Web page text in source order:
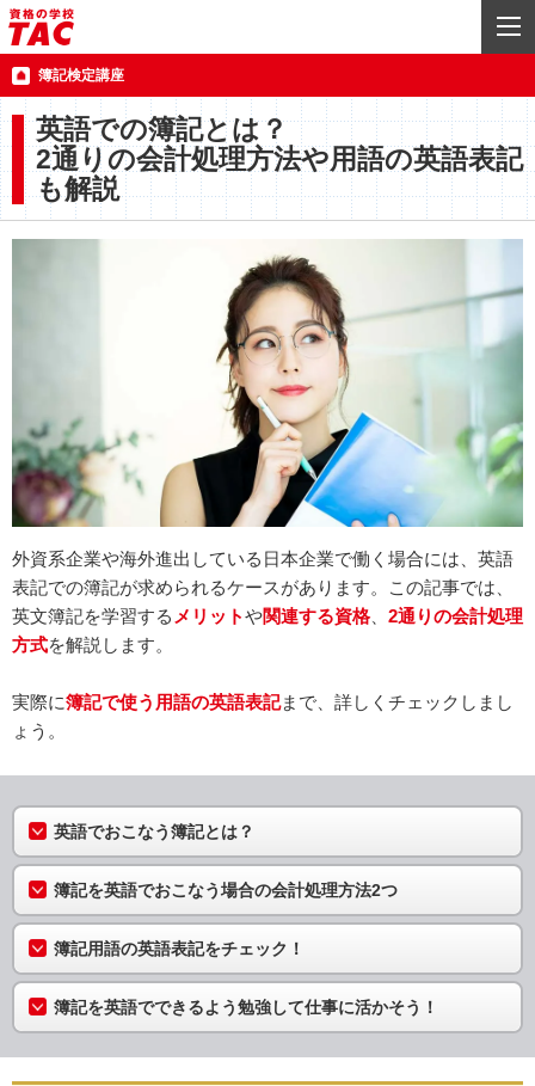
簿記検定講座
英語での簿記とは？
2通りの会計処理方法や用語の英語表記
も解説
外資系企業や海外進出している日本企業で働く場合には、英語
表記での簿記が求められるケースがあります。この記事では、
英文簿記を学習する メリットや関連する資格、 2通りの会計処理
方式を解説します。
実際に簿記で使う用語の英語表記まで、詳しくチェックしまし
ょう。
英語でおこなう簿記とは？
簿記を英語でおこなう場合の会計処理方法2つ
簿記用語の英語表記をチェック！
簿記を英語でできるよう勉強して仕事に活かそう！